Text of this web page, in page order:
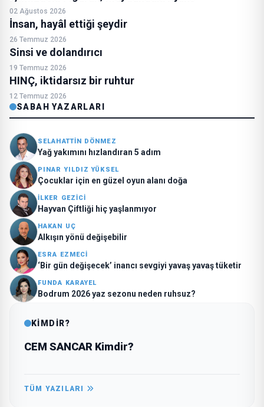
02 Ağustos 2026
İnsan, hayâl ettiği şeydir
26 Temmuz 2026
Sinsi ve dolandırıcı
19 Temmuz 2026
HINÇ, iktidarsız bir ruhtur
12 Temmuz 2026
SABAH YAZARLARI
SELAHATTİN DÖNMEZ
Yağ yakımını hızlandıran 5 adım
PINAR YILDIZ YÜKSEL
Çocuklar için en güzel oyun alanı doğa
İLKER GEZİCİ
Hayvan Çiftliği hiç yaşlanmıyor
HAKAN UÇ
Alkışın yönü değişebilir
ESRA EZMECİ
‘Bir gün değişecek’ inancı sevgiyi yavaş yavaş tüketir
FUNDA KARAYEL
Bodrum 2026 yaz sezonu neden ruhsuz?
KİMDİR?
CEM SANCAR Kimdir?
TÜM YAZILARI